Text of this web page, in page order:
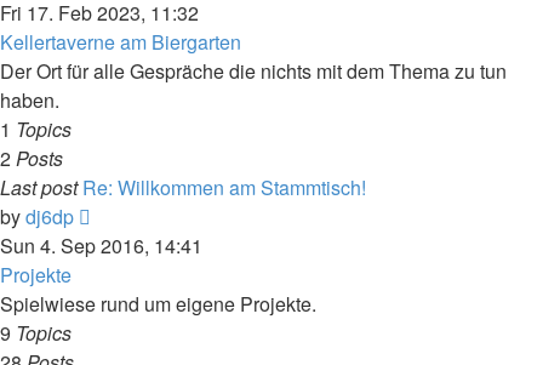
the
latest
post
Fri 17. Feb 2023, 11:32
Kellertaverne am Biergarten
Der Ort für alle Gespräche die nichts mit dem Thema zu tun
haben.
1 Topics
2Posts
Last post Re: Willkommen am Stammtisch!
bydj6dp
the
post
Sun 4. Sep 2016, 14:41
Projekte
Spielwiese rund um eigene Projekte.
9 Topics